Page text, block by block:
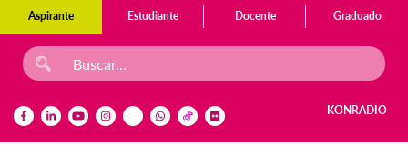
Aspirante Estudiante Docente Graduado
KONRADIO